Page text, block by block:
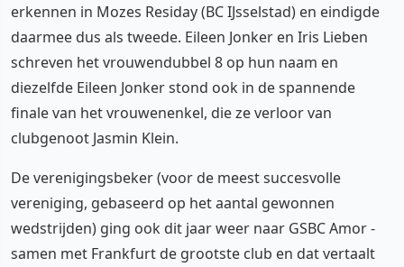
erkennen in Mozes Residay (BC IJsselstad) en eindigde
daarmee dus als tweede. Eileen Jonker en Iris Lieben
schreven het vrouwendubbel 8 op hun naam en
diezelfde Eileen Jonker stond ook in de spannende
finale van het vrouwenenkel, die ze verloor van
clubgenoot Jasmin Klein.
De verenigingsbeker (voor de meest succesvolle
vereniging, gebaseerd op het aantal gewonnen
wedstrijden) ging ook dit jaar weer naar GSBC Amor -
samen met Frankfurt de grootste club en dat vertaalt